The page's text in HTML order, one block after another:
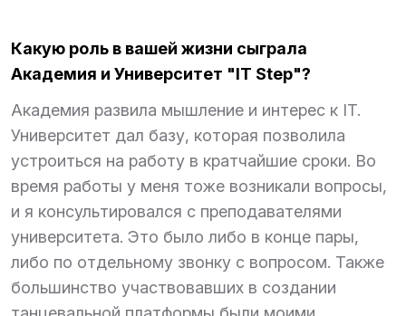
Какую роль в вашей жизни сыграла
Академия и Университет "IT Step"?
Академия развила мышление и интерес к IT.
Университет дал базу, которая позволила
устроиться на работу в кратчайшие сроки. Во
время работы у меня тоже возникали вопросы,
и я консультировался с преподавателями
университета. Это было либо в конце пары,
либо по отдельному звонку с вопросом. Также
большинство участвовавших в создании